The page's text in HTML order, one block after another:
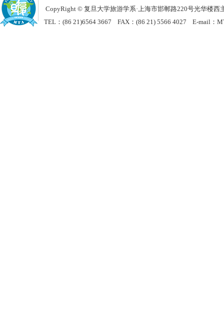
CopyRight © 复旦大学旅游学系·上海市邯郸路220号光华楼西
TEL：(86 21)6564 3667 FAX：(86 21) 5566 4027 E-mail：